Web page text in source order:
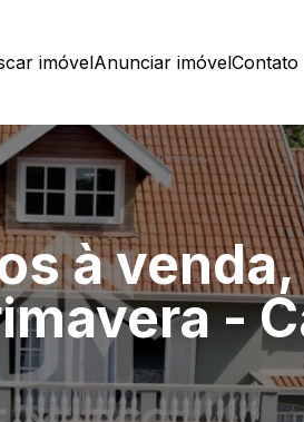
imóvelAnunciar imóvelContato
à venda,
-